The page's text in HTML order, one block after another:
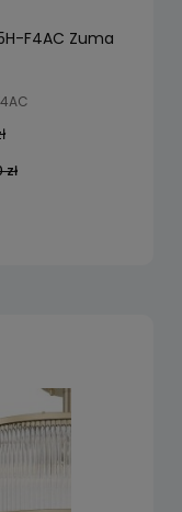
F4AC Zuma
zł